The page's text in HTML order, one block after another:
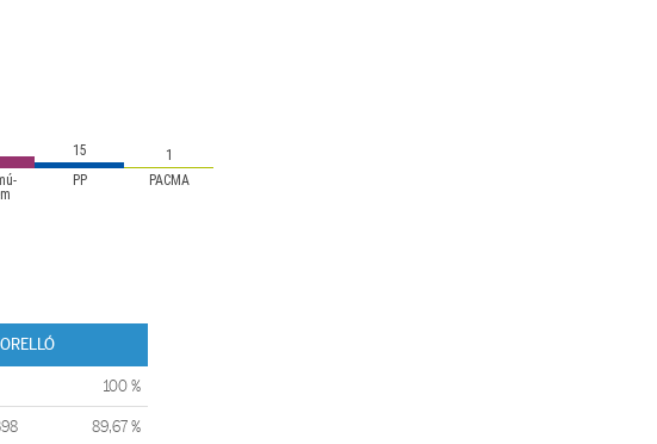
PP PACMA
15 1
100 %
89,67 %